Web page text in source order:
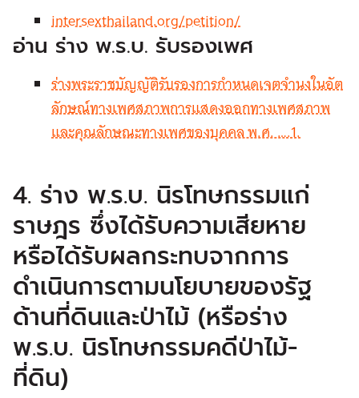
intersexthailand.org/petition/
อ่าน ร่าง พ.ร.บ. รับรองเพศ
ร่างพระราชบัญญัติรับรองการกำหนดเจตจำนงในอัต
ลักษณ์ทางเพศสภาพการแสดงออกทางเพศสภาพ
และคุณลักษณะทางเพศของบุคคล พ.ศ. ….1.
4. ร่าง พ.ร.บ. นิรโทษกรรมแก่
ราษฎร ซึ่งได้รับความเสียหาย
หรือได้รับผลกระทบจากการ
ดำเนินการตามนโยบายของรัฐ
ด้านที่ดินและป่าไม้ (หรือร่าง
พ.ร.บ. นิรโทษกรรมคดีป่าไม้-
ที่ดิน)